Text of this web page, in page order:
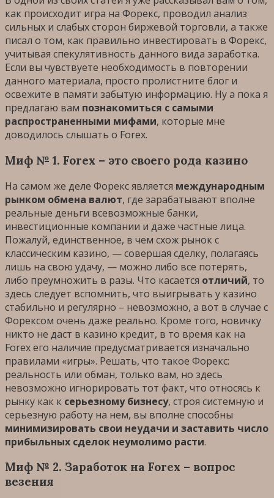
как происходит игра на Форекс, проводил анализ
сильных и слабых сторон биржевой торговли, а также
писал о том, как правильно инвестировать в Форекс,
учитывая спекулятивность данного вида заработка.
Если вы чувствуете необходимость в повторении
данного материала, просто пролистните блог и
освежите в памяти забытую информацию. Ну а пока я
предлагаю вам познакомиться с самыми
распространенными мифами, которые мне
доводилось слышать о Forex.
Миф № 1. Forex – это своего рода казино
На самом же деле Форекс является международным
рынком обмена валют, где зарабатывают вполне
реальные деньги всевозможные банки,
инвестиционные компании и даже частные лица.
Пожалуй, единственное, в чем схож рынок с
классическим казино, — совершая сделку, полагаясь
лишь на свою удачу, — можно либо все потерять,
либо преумножить в разы. Что касается отличий, то
здесь следует вспомнить, что выигрывать у казино
стабильно и регулярно – невозможно, а вот в случае с
Форексом очень даже реально. Кроме того, новичку
никто не даст в казино кредит, в то время как на
Forex его наличие предусматривается изначально
правилами «игры». Решать, что такое Форекс:
реальность или обман, только вам, но здесь
невозможно игнорировать тот факт, что относясь к
рынку как к серьезному бизнесу, строя системную и
серьезную работу на нем, вы вполне способны
минимизировать свои неудачи и заставить число
прибыльных сделок неумолимо расти.
Миф № 2. Заработок на Forex – вопрос
везения